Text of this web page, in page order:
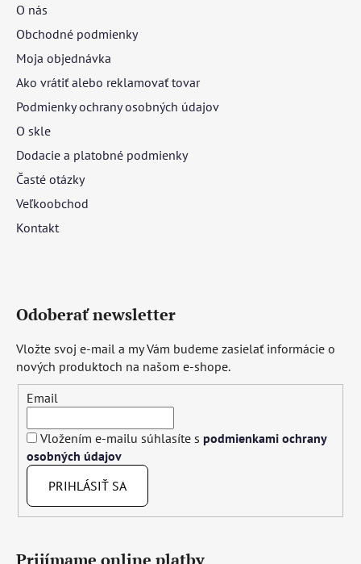
O nás
Obchodné podmienky
Moja objednávka
Ako vrátiť alebo reklamovať tovar
Podmienky ochrany osobných údajov
O skle
Dodacie a platobné podmienky
Časté otázky
Veľkoobchod
Kontakt
Odoberať newsletter
Vložte svoj e-mail a my Vám budeme zasielať informácie o
nových produktoch na našom e-shope.
Email
Vložením e-mailu súhlasíte s podmienkami ochrany
osobných údajov
PRIHLÁSIŤ SA